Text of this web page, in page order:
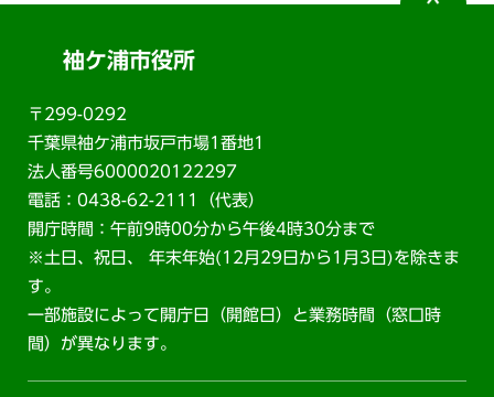
袖ケ浦市役所
〒299-0292
千葉県袖ケ浦市坂戸市場1番地1
法人番号6000020122297
電話：0438-62-2111（代表）
開庁時間：午前9時00分から午後4時30分まで
※土日、祝日、 年末年始(12月29日から1月3日)を除きま
す。
一部施設によって開庁日（開館日）と業務時間（窓口時
間）が異なります。